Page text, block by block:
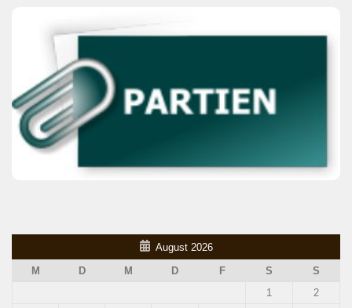
August 2026
M
D M D F S
S
1
2